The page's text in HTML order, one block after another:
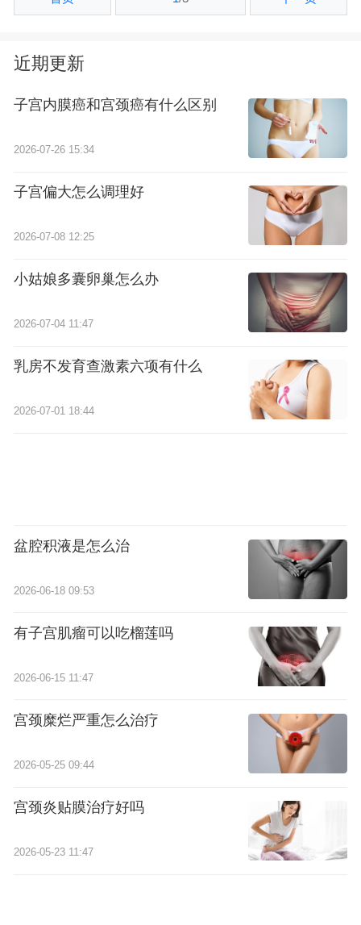
近期更新
子宫内膜癌和宫颈癌有什么区别
2026-07-26 15:34
子宫偏大怎么调理好
2026-07-08 12:25
小姑娘多囊卵巢怎么办
2026-07-04 11:47
乳房不发育查激素六项有什么
2026-07-01 18:44
盆腔积液是怎么治
2026-06-18 09:53
有子宫肌瘤可以吃榴莲吗
2026-06-15 11:47
宫颈糜烂严重怎么治疗
2026-05-25 09:44
宫颈炎贴膜治疗好吗
2026-05-23 11:47